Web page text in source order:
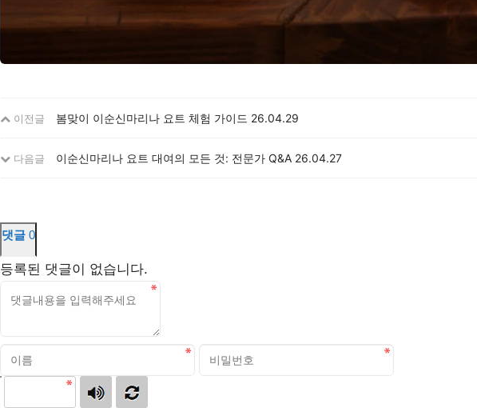
이전글 봄맞이 이순신마리나 요트 체험 가이드 26.04.29
다음글 이순신마리나 요트 대여의 모든 것: 전문가 Q&A 26.04.27
댓글 0
등록된 댓글이 없습니다.